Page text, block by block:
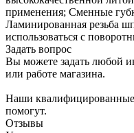
применения; Сменные
Ламинированная резьба
использоваться с
Задать вопрос
Вы можете задать любой
или работе магазина.
Наши квалифицированные
помогут.
Отзывы